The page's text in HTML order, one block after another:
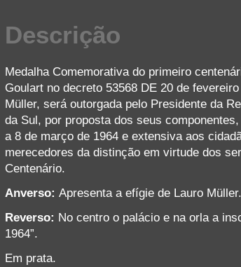
Descrição
Medalha Comemorativa do primeiro
Goulart no decreto 53568 DE 20 de
Müller, será outorgada pelo Presidente da
da Sul, por proposta dos seus
a 8 de março de 1964 e extensiva aos
merecedores da distinção em virtude dos
Centenário.
Anverso: Apresenta a efígie de Lauro Müller.
Reverso: No centro o palácio e na orla a
1964”.
Em prata.